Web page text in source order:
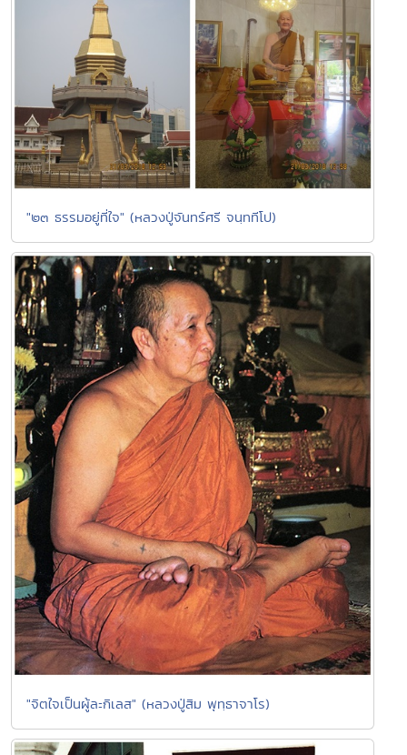
"๒๓ ธรรมอยู่ที่ใจ" (หลวงปู่จันทร์ศรี จนฺททีโป)
"จิตใจเป็นผู้ละกิเลส" (หลวงปู่สิม พุทฺธาจาโร)